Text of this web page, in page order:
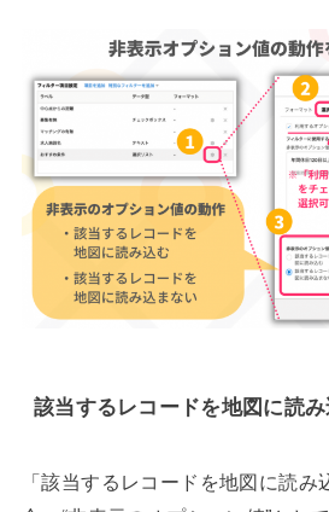
該当するレコードを地図に読
「該当するレコードを地図に読